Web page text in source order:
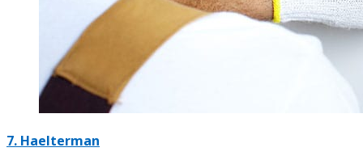
7. Haelterman